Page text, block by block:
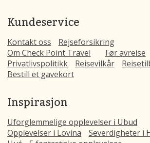
Kundeservice
Kontakt oss
Rejseforsikring
Om Check Point Travel
Før avreise
Privatlivspolitikk
Reisevilkår
Bestill et gavekort
Inspirasjon
Uforglemmelige opplevelser i Ubud
Opplevelser i Lovina
Severdigheter i